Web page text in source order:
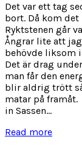
Det var ett tag
bort. Då kom
Ryktstenen går
Ångrar lite att
behövde liksom
Det är drag
man får den
blir aldrig trött
matar på
in Sassen...
Read more